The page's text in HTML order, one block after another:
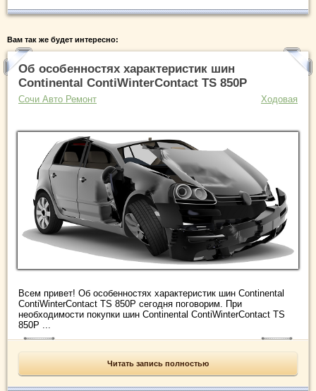
Вам так же будет интересно:
Об особенностях характеристик шин
Continental ContiWinterContact TS 850P
Сочи Авто Ремонт Ходовая
Всем привет! Об особенностях характеристик шин Continental
ContiWinterContact TS 850P сегодня поговорим. При
необходимости покупки шин Continental ContiWinterContact TS
850P ...
Читать запись полностью